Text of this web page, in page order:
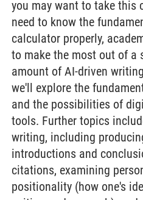
you may want to take this
need to know the
calculator properly,
to make the most out of a
amount of AI-driven
we'll explore the
and the possibilities of
tools. Further topics
writing, including
introductions and
citations, examining
positionality (how one's